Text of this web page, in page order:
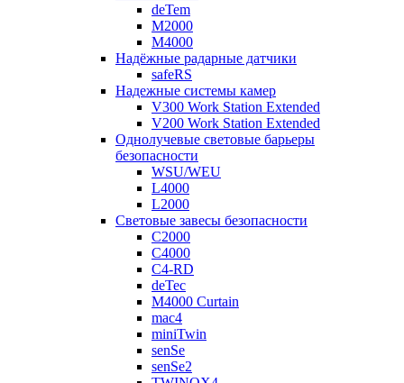
deTem
M2000
M4000
Надёжные радарные датчики
safeRS
Надежные системы камер
V300 Work Station Extended
V200 Work Station Extended
Однолучевые световые барьеры
безопасности
WSU/WEU
L4000
L2000
Световые завесы безопасности
C2000
C4000
C4-RD
deTec
M4000 Curtain
mac4
miniTwin
senSe
senSe2